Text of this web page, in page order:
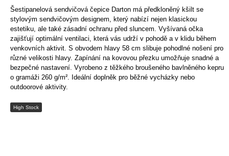
Šestipanelová sendvičová čepice Darton má předkloněný kšilt se
stylovým sendvičovým designem, který nabízí nejen klasickou
estetiku, ale také zásadní ochranu před sluncem. Vyšívaná očka
zajišťují optimální ventilaci, která vás udrží v pohodě a v klidu během
venkovních aktivit. S obvodem hlavy 58 cm slibuje pohodlné nošení pro
různé velikosti hlavy. Zapínání na kovovou přezku umožňuje snadné a
bezpečné nastavení. Vyrobeno z těžkého broušeného bavlněného kepru
o gramáži 260 g/m². Ideální doplněk pro běžné vycházky nebo
outdoorové aktivity.
High Stock